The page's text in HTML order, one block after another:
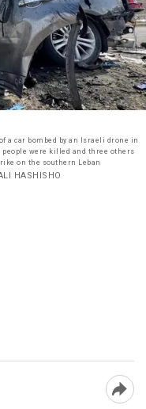
on the southern Leban
HASHISHO